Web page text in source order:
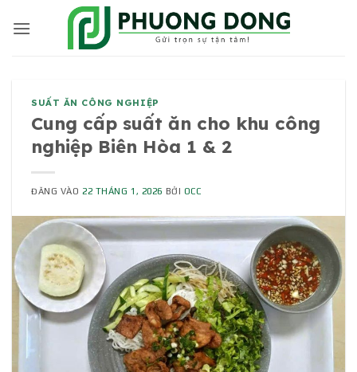
qua
SUẤT ĂN CÔNG NGHIỆP
Cung cấp suất ăn cho khu công
nghiệp Biên Hòa 1 & 2
ĐĂNG VÀO 22 THÁNG 1, 2026 BỞI OCC